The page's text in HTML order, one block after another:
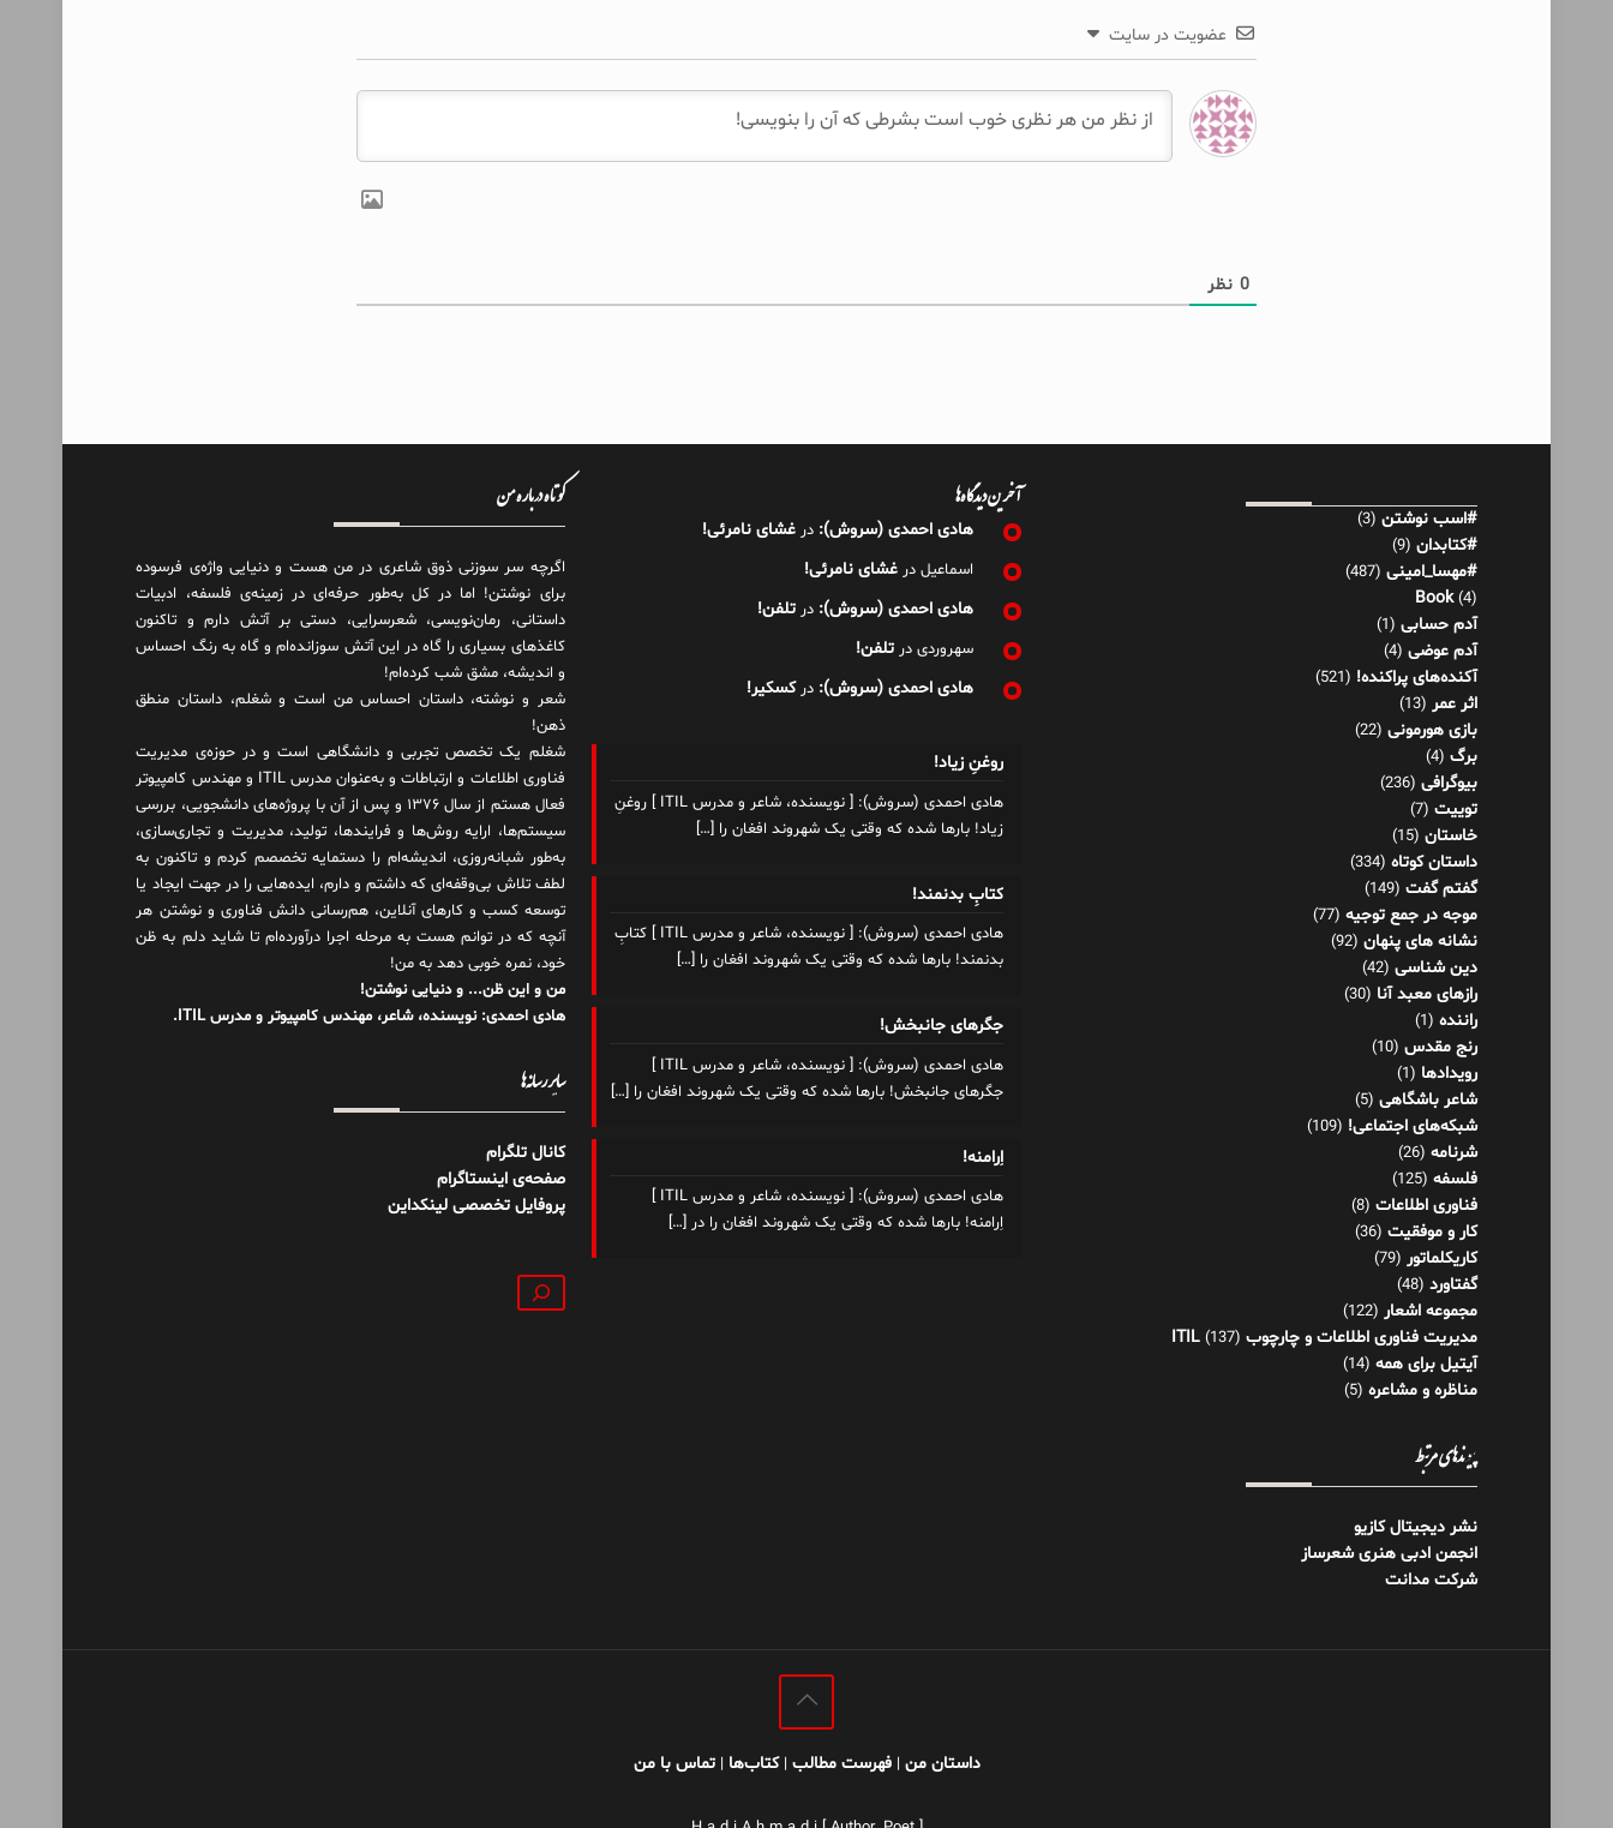
عضویت در سایت
0نظر
#اسب نوشتن (3)
#کتابدان (9)
#مهسا_امینی (487)
Book(4)
آدم حسابی (1)
آدم عوضی (4)
آکنده‌های پراکنده! (521)
اثر عمر (13)
بازی هورمونی (22)
برگ (4)
بیوگرافی (236)
توییت (7)
خاستان (15)
داستان کوتاه (334)
گفتم گفت (149)
موجه در جمع توجیه (77)
نشانه های پنهان (92)
دین شناسی (42)
رازهای معبد آنا (30)
راننده (1)
رنج مقدس (10)
رویدادها (1)
شاعر باشگاهی (5)
شبکه‌های اجتماعی! (109)
شرنامه (26)
فلسفه (125)
فناوری اطلاعات (8)
کار و موفقیت (36)
کاریکلماتور (79)
گفتاورد (48)
مجموعه اشعار (122)
مدیریت فناوری اطلاعات و چارچوب ITIL (137)
آیتیل برای همه (14)
مناظره و مشاعره (5)
پیوندهای مرتبط
نشر دیجیتال کازیو
انجمن ادبی هنری شعرساز
شرکت مدانت
آخرین دیدگاه‌ها
هادی احمدی (سروش): درغشای نامرئی!
اسماعیل درغشای نامرئی!
هادی احمدی (سروش): درتلفن!
سهروردی درتلفن!
هادی احمدی (سروش): درکسکیر!
روغنِ زیاد!
هادی احمدی (سروش): [ نویسنده، شاعر و مدرس ITIL ] روغنِ
زیاد! بارها شده که وقتی یک شهروند افغان را […]
کتابِ بدنمند!
هادی احمدی (سروش): [ نویسنده، شاعر و مدرس ITIL ] کتابِ
بدنمند! بارها شده که وقتی یک شهروند افغان را […]
جگرهای جانبخش!
هادی احمدی (سروش): [ نویسنده، شاعر و مدرس ITIL ]
جگرهای جانبخش! بارها شده که وقتی یک شهروند افغان را […]
اِرامنه!
هادی احمدی (سروش): [ نویسنده، شاعر و مدرس ITIL ]
اِرامنه! بارها شده که وقتی یک شهروند افغان را در […]
کوتاه درباره من
اگرچه سر سوزنی ذوق شاعری در من هست و دنیایی واژه‌‌ی فرسوده
برای نوشتن! اما در کل به‌طور حرفه‌ای در زمینه‌ی فلسفه، ادبیات
داستانی، رمان‌نویسی، شعرسرایی، دستی بر آتش دارم و تاکنون
کاغذهای بسیاری را گاه در این آتش سوزانده‌ام و گاه به رنگ احساس
و اندیشه، مشق شب کرده‌ام!
شعر و نوشته، داستان احساس من است و شغلم، داستان منطق
ذهن!
شغلم یک تخصص تجربی و دانشگاهی است و در حوزه‌ی مدیریت
فناوری اطلاعات و ارتباطات و به‌عنوان مدرس ITIL و مهندس کامپیوتر
فعال هستم از سال ۱۳۷۶ و پس از آن با پروژه‌های دانشجویی، بررسی
سیستم‌ها، ارایه روش‌ها و فرایندها، تولید، مدیریت و تجاری‌سازی،
به‌طور شبانه‌روزی، اندیشه‌ام را دستمایه تخصصم کردم و تاکنون به
لطف تلاش بی‌وقفه‌ای که داشتم و دارم، اید‌ه‌هایی را در جهت ایجاد یا
توسعه کسب و کارهای آنلاین، هم‌رسانی دانش فناوری و نوشتن هر
آنچه که در توانم هست به مرحله اجرا درآورده‌ام تا شاید دلم به ظن
خود، نمره خوبی دهد به من!
من و این ظن... و دنیایی نوشتن!
هادی احمدی: نویسنده، شاعر، مهندس کامپیوتر و مدرس ITIL.
سایر رسانه‌ها
کانال تلگرام
صفحه‌ی اینستاگرام
پروفایل تخصصی لینکداین
جستجو
داستان من |فهرست مطالب |کتاب‌ها |تماس با من